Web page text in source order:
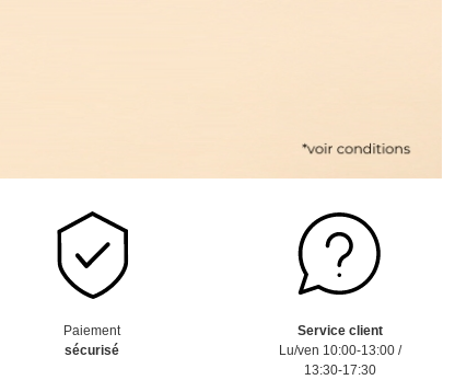
Paiement
sécurisé
Service client
Lu/ven 10:00-13:00 /
13:30-17:30